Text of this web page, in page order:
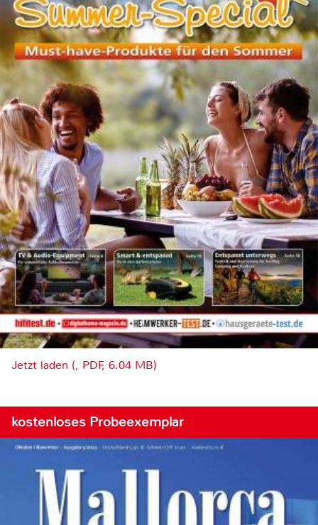
Jetzt laden (, PDF, 6.04 MB)
kostenloses Probeexemplar